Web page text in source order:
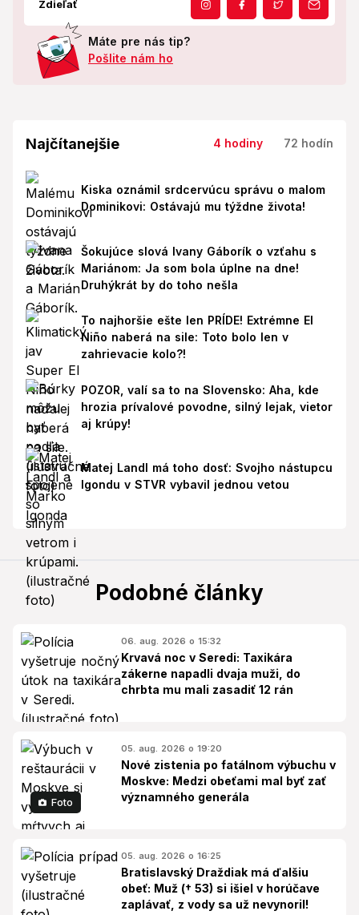
Zdieľať
Máte pre nás tip?
Pošlite nám ho
Najčítanejšie 4 hodiny 72 hodín
Kiska oznámil srdcervúcu správu o malom
Dominikovi: Ostávajú mu týždne života!
Šokujúce slová Ivany Gáborík o vzťahu s
Mariánom: Ja som bola úplne na dne!
Druhýkrát by do toho nešla
To najhoršie ešte len PRÍDE! Extrémne El
Niño naberá na sile: Toto bolo len v
zahrievacie kolo?!
POZOR, valí sa to na Slovensko: Aha, kde
hrozia prívalové povodne, silný lejak, vietor
aj krúpy!
Matej Landl má toho dosť: Svojho nástupcu
Igondu v STVR vybavil jednou vetou
Podobné články
06. aug. 2026 o 15:32
Krvavá noc v Seredi: Taxikára
zákerne napadli dvaja muži, do
chrbta mu mali zasadiť 12 rán
Foto
05. aug. 2026 o 19:20
Nové zistenia po fatálnom výbuchu v
Moskve: Medzi obeťami mal byť zať
významného generála
05. aug. 2026 o 16:25
Bratislavský Draždiak má ďalšiu
obeť: Muž († 53) si išiel v horúčave
zaplávať, z vody sa už nevynoril!